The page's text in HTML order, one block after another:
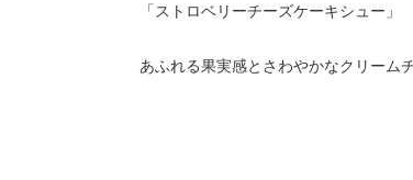
「ストロベリーチーズケーキシュー」
あふれる果実感とさわやかなクリーム